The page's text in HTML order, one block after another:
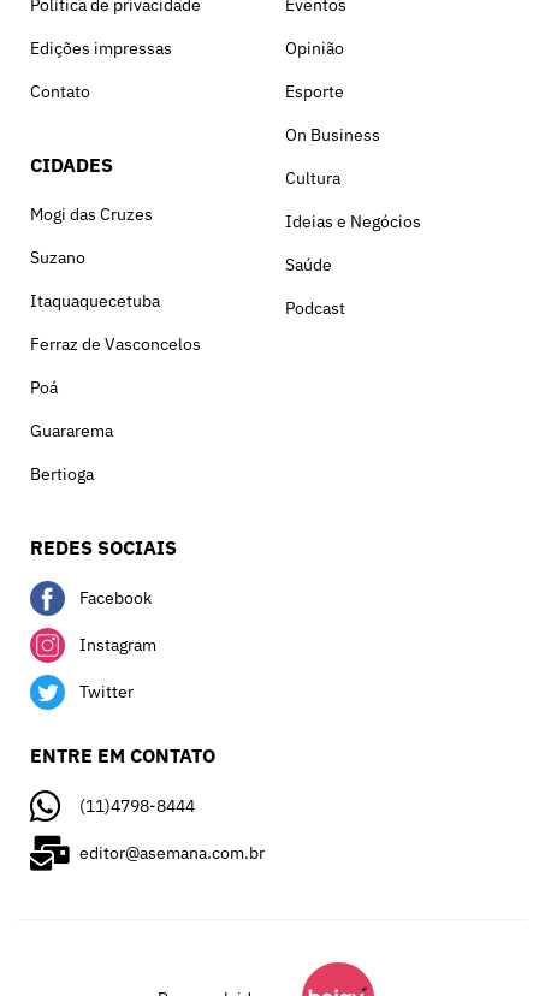
Política de privacidade
Edições impressas
Contato
CIDADES
Mogi das Cruzes
Suzano
Itaquaquecetuba
Ferraz de Vasconcelos
Poá
Guararema
Bertioga
Eventos
Opinião
Esporte
On Business
Cultura
Ideias e Negócios
Saúde
Podcast
REDES SOCIAIS
Facebook
Instagram
Twitter
ENTRE EM CONTATO
(11)4798-8444
editor@asemana.com.br